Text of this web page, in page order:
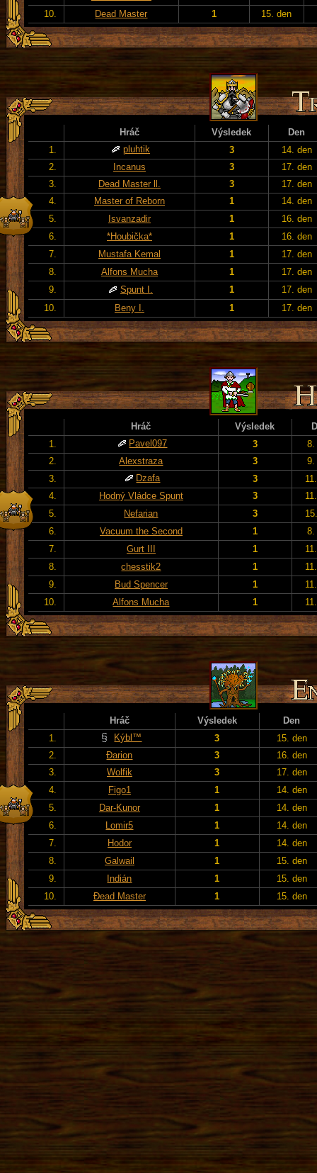
10.
Dead Master 1 15. den
Hráč Výsledek
Den
1.
pluhtik 3
14. den
2.
Incanus 3
17. den
3.
Dead Master ll. 3
17. den
4.
Master of Reborn 1
14. den
5.
Isvanzadir 1
16. den
6.
*Houbička* 1
16. den
7.
Mustafa Kemal 1
17. den
8.
Alfons Mucha 1
17. den
9.
Spunt I. 1
17. den
10.
Beny I. 1 17. den
Hráč Výsledek
1.
Pavel097 3
8.
2.
Alexstraza 3
9.
3.
Dzafa 3
4.
Hodný Vládce Spunt 3
5.
Nefarian 3
6.
Vacuum the Second 1
8.
7.
Gurt III 1
8.
chesstik2 1
9.
Bud Spencer 1
10.
Alfons Mucha 1
Hráč Výsledek
Den
1.
Kýbl™ 3
15. den
2.
Đarion 3
16. den
3.
Wolfik 3
17. den
4.
Figo1 1
14. den
5.
Dar-Kunor 1
14. den
6.
Lomir5 1
14. den
7.
Hodor 1
14. den
8.
Galwail 1
15. den
9.
Indián 1
15. den
10.
Đead Master 1 15. den